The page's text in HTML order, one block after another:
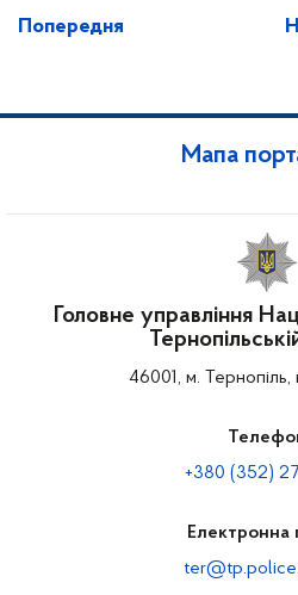
Попередня
Мапа
Головне управління
46001, м. Тернопіль,
+380 (352)
Електронна